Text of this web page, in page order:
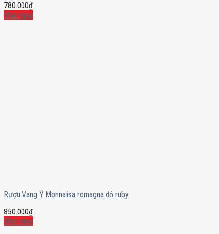
780.000₫
Mua ngay
Rượu Vang Ý Monnalisa romagna đỏ ruby
850.000₫
Mua ngay